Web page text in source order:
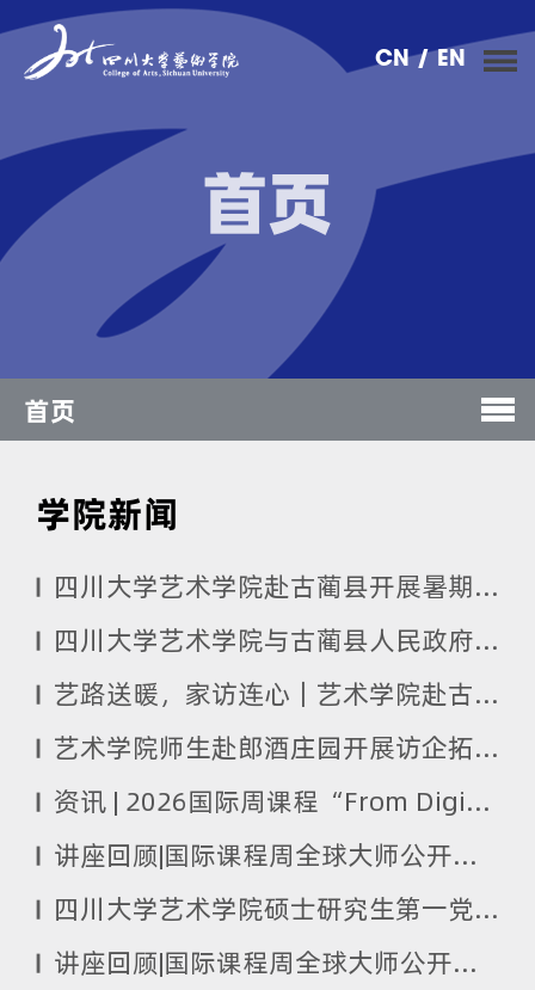
/ EN
CN
首页
首页
学院新闻
四川大学艺术学院赴古蔺县开展暑期社会实践活动
四川大学艺术学院与古蔺县人民政府签署合作框架协议
艺路送暖，家访连心｜艺术学院赴古蔺县纳溪镇开展困难学生走访
艺术学院师生赴郎酒庄园开展访企拓岗实践活动
资讯 | 2026国际周课程“From Digital to Handmade:Experimental Printmaking and Artist Books”《数码至手工：实验版画与艺术家手制书》圆满结课
讲座回顾|国际课程周全球大师公开课、“聚焦核心竞争力提升”系列讲座——寻美之路，育人之道：“美育”的历程、涵义及方法讲座顺利举办
四川大学艺术学院硕士研究生第一党支部应邀赴西南石油大学艺术学院开展党建工作交流
讲座回顾|国际课程周全球大师公开课、“聚焦核心竞争力提升”系列讲座——艺术的本体反思与西方艺术的历史演变讲座顺利举办